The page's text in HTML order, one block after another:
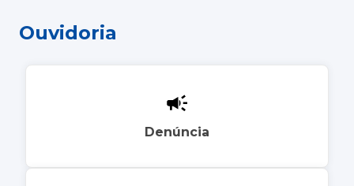
Ouvidoria
Denúncia